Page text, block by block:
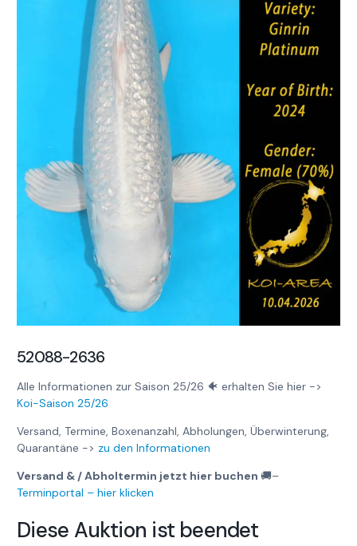
52088-2636
Alle Informationen zur Saison 25/26 🐠 erhalten Sie hier ->
Koi-Saison 25/26
Versand, Termine, Boxenanzahl, Abholungen, Überwinterung,
Quarantäne -> zu den Informationen
Versand & / Abholtermin jetzt hier buchen 🚚–
Terminportal – hier klicken
Diese Auktion ist beendet